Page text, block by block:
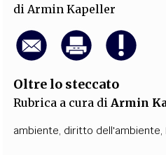
di Armin Kapeller
Oltre lo steccato
Rubrica a cura di Armin
ambiente, diritto dell'ambiente,